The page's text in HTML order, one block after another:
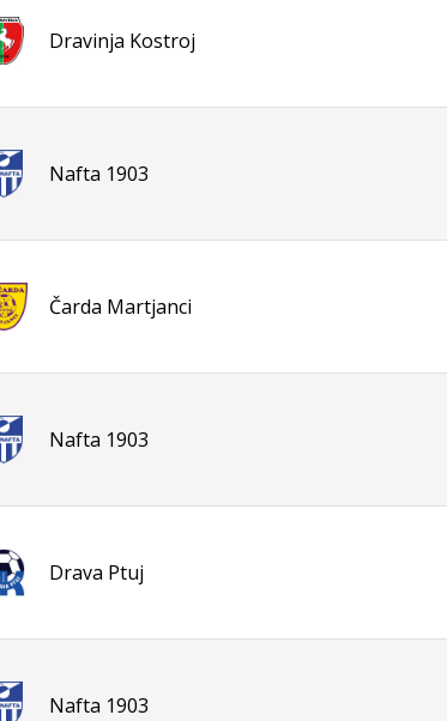
Dravinja Kostroj
Nafta 1903
Čarda Martjanci
Nafta 1903
Drava Ptuj
Nafta 1903